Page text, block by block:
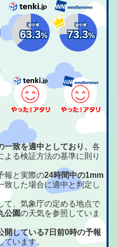
適中率
63.3%
適中率
73.3%
一致を適中としており、各
よる検証方法の基準に則り
報と実際の24時間中の1mm
致した場合に適中と判定し
、気象庁の定める地点で
公園の天気を参照していま
開している7日前0時の予報
ています。